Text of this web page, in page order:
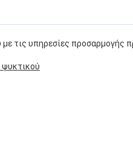
τις υπηρεσίες προσαρμογής